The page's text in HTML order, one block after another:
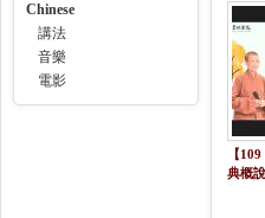
Chinese
講法
音樂
電影
【
典概